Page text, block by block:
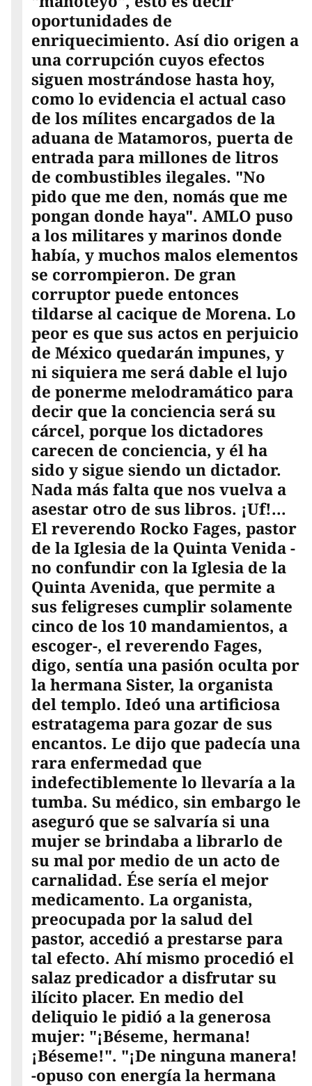
oportunidades de
enriquecimiento. Así dio origen a
una corrupción cuyos efectos
siguen mostrándose hasta hoy,
como lo evidencia el actual caso
de los mílites encargados de la
aduana de Matamoros, puerta de
entrada para millones de litros
de combustibles ilegales. "No
pido que me den, nomás que me
pongan donde haya". AMLO puso
a los militares y marinos donde
había, y muchos malos elementos
se corrompieron. De gran
corruptor puede entonces
tildarse al cacique de Morena. Lo
peor es que sus actos en perjuicio
de México quedarán impunes, y
ni siquiera me será dable el lujo
de ponerme melodramático para
decir que la conciencia será su
cárcel, porque los dictadores
carecen de conciencia, y él ha
sido y sigue siendo un dictador.
Nada más falta que nos vuelva a
asestar otro de sus libros. ¡Uf!...
El reverendo Rocko Fages, pastor
de la Iglesia de la Quinta Venida -
no confundir con la Iglesia de la
Quinta Avenida, que permite a
sus feligreses cumplir solamente
cinco de los 10 mandamientos, a
escoger-, el reverendo Fages,
digo, sentía una pasión oculta por
la hermana Sister, la organista
del templo. Ideó una artificiosa
estratagema para gozar de sus
encantos. Le dijo que padecía una
rara enfermedad que
indefectiblemente lo llevaría a la
tumba. Su médico, sin embargo le
aseguró que se salvaría si una
mujer se brindaba a librarlo de
su mal por medio de un acto de
carnalidad. Ése sería el mejor
medicamento. La organista,
preocupada por la salud del
pastor, accedió a prestarse para
tal efecto. Ahí mismo procedió el
salaz predicador a disfrutar su
ilícito placer. En medio del
deliquio le pidió a la generosa
mujer: "¡Béseme, hermana!
¡Béseme!". "¡De ninguna manera!
-opuso con energía la hermana